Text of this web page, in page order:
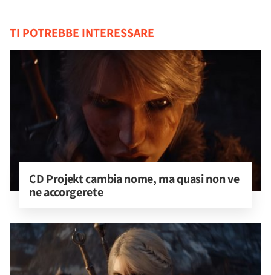
TI POTREBBE INTERESSARE
CD Projekt cambia nome, ma quasi non ve
ne accorgerete